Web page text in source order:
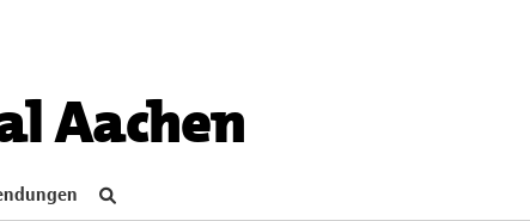
Aachen